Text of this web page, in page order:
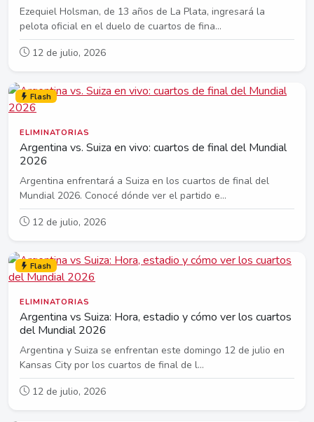
Ezequiel Holsman, de 13 años de La Plata, ingresará la
pelota oficial en el duelo de cuartos de fina...
12 de julio, 2026
Flash
ELIMINATORIAS
Argentina vs. Suiza en vivo: cuartos de final del Mundial
2026
Argentina enfrentará a Suiza en los cuartos de final del
Mundial 2026. Conocé dónde ver el partido e...
12 de julio, 2026
Flash
ELIMINATORIAS
Argentina vs Suiza: Hora, estadio y cómo ver los cuartos
del Mundial 2026
Argentina y Suiza se enfrentan este domingo 12 de julio en
Kansas City por los cuartos de final de l...
12 de julio, 2026